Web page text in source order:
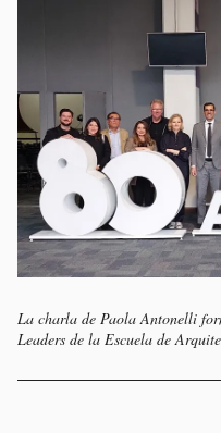
La charla de Paola Antonelli
Leaders de la Escuela de